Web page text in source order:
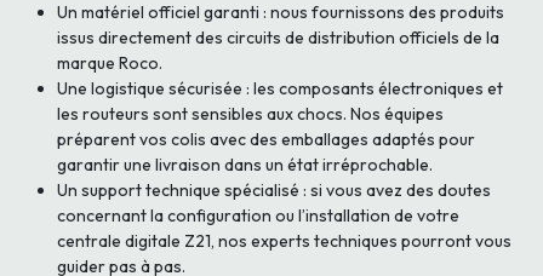
Un matériel officiel garanti : nous fournissons des produits
issus directement des circuits de distribution officiels de la
marque Roco.
Une logistique sécurisée : les composants électroniques et
les routeurs sont sensibles aux chocs. Nos équipes
préparent vos colis avec des emballages adaptés pour
garantir une livraison dans un état irréprochable.
Un support technique spécialisé : si vous avez des doutes
concernant la configuration ou l’installation de votre
centrale digitale Z21, nos experts techniques pourront vous
guider pas à pas.